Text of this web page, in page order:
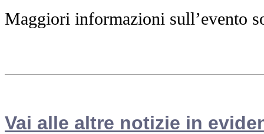
Maggiori informazioni sull’evento
Vai alle altre notizie in